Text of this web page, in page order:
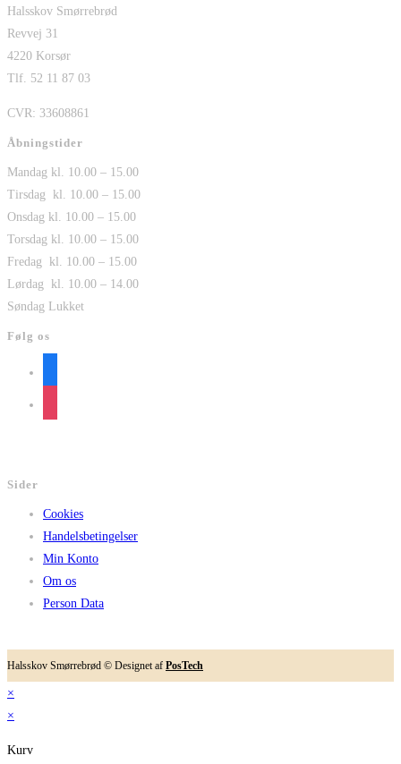
Halsskov Smørrebrød
Revvej 31
4220 Korsør
Tlf. 52 11 87 03
CVR: 33608861
Åbningstider
Mandag kl. 10.00 – 15.00
Tirsdag kl. 10.00 – 15.00
Onsdag kl. 10.00 – 15.00
Torsdag kl. 10.00 – 15.00
Fredag kl. 10.00 – 15.00
Lørdag kl. 10.00 – 14.00
Søndag Lukket
Følg os
Sider
Cookies
Handelsbetingelser
Min Konto
Om os
Person Data
Halsskov Smørrebrød © Designet af PosTech
×
×
Kurv